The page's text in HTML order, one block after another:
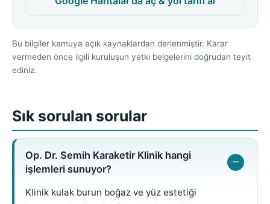
Bu bilgiler kamuya açık kaynaklardan derlenmiştir. Karar
vermeden önce ilgili kuruluşun yetki belgelerini doğrudan teyit
ediniz.
Sık sorulan sorular
Op. Dr. Semih Karaketir Klinik hangi
işlemleri sunuyor?
Klinik kulak burun boğaz ve yüz estetiği